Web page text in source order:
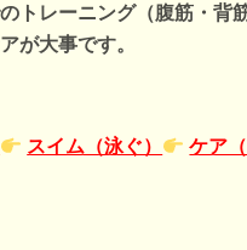
トレーニング（腹筋・背
が大事です。
スイム（泳ぐ）
ケア